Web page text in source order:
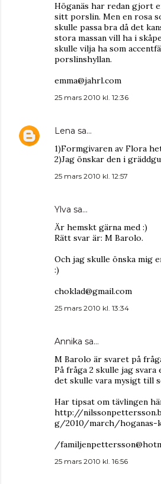
Höganäs har redan gjort
sitt porslin. Men en rosa
skulle passa bra då det
stora massan vill ha i
skulle vilja ha som
porslinshyllan.
emma@jahrl.com
25 mars 2010 kl. 12:36
Lena sa…
1)Formgivaren av Flora
2)Jag önskar den i
25 mars 2010 kl. 12:57
Ylva sa…
Är hemskt gärna med :)
Rätt svar är: M Barolo.
Och jag skulle önska mig
:)
choklad@gmail.com
25 mars 2010 kl. 13:34
Annika sa…
M Barolo är svaret på
På fråga 2 skulle jag svara
det skulle vara mysigt till
Har tipsat om tävlingen
http://
g/2010/march/hoganas-
/
25 mars 2010 kl. 16:56